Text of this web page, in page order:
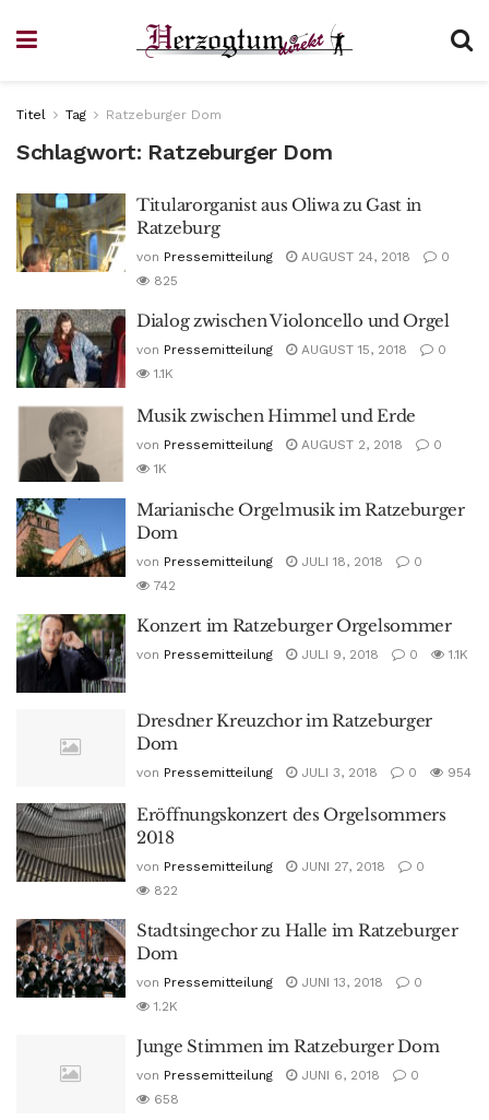
Titel Tag Ratzeburger Dom
Schlagwort: Ratzeburger Dom
Titularorganist aus Oliwa zu Gast in
Ratzeburg
von Pressemitteilung AUGUST 24, 2018
0
825
Dialog zwischen Violoncello und Orgel
von Pressemitteilung AUGUST 15, 2018
0
1.1K
Musik zwischen Himmel und Erde
von Pressemitteilung AUGUST 2, 2018
0
1K
Marianische Orgelmusik im Ratzeburger
Dom
von Pressemitteilung JULI 18, 2018
0
742
Konzert im Ratzeburger Orgelsommer
von Pressemitteilung JULI 9, 2018 0 1.1K
Dresdner Kreuzchor im Ratzeburger
Dom
von Pressemitteilung JULI 3, 2018 0 954
Eröffnungskonzert des Orgelsommers
2018
von Pressemitteilung JUNI 27, 2018
0
822
Stadtsingechor zu Halle im Ratzeburger
Dom
von Pressemitteilung JUNI 13, 2018
0
1.2K
Junge Stimmen im Ratzeburger Dom
von Pressemitteilung JUNI 6, 2018
0
658